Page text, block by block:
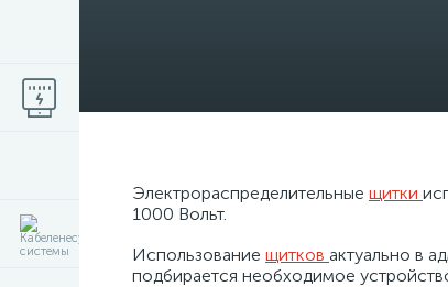
Электрораспределительные щитки
1000 Вольт.
Использование щитков актуально в
подбирается необходимое